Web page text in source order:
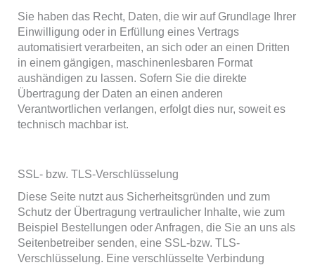
Sie haben das Recht, Daten, die wir auf Grundlage Ihrer
Einwilligung oder in Erfüllung eines Vertrags
automatisiert verarbeiten, an sich oder an einen Dritten
in einem gängigen, maschinenlesbaren Format
aushändigen zu lassen. Sofern Sie die direkte
Übertragung der Daten an einen anderen
Verantwortlichen verlangen, erfolgt dies nur, soweit es
technisch machbar ist.
SSL- bzw. TLS-Verschlüsselung
Diese Seite nutzt aus Sicherheitsgründen und zum
Schutz der Übertragung vertraulicher Inhalte, wie zum
Beispiel Bestellungen oder Anfragen, die Sie an uns als
Seitenbetreiber senden, eine SSL-bzw. TLS-
Verschlüsselung. Eine verschlüsselte Verbindung